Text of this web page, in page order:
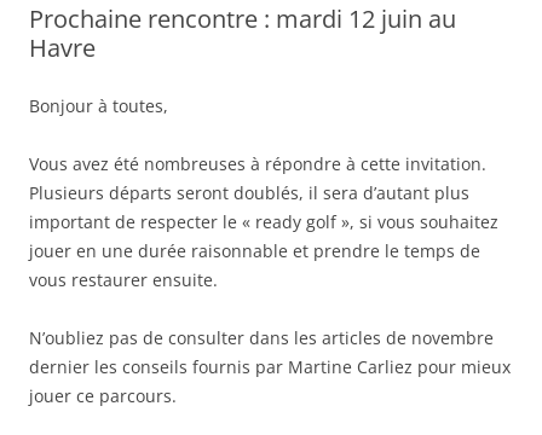
Prochaine rencontre : mardi 12 juin au
Havre
Bonjour à toutes,
Vous avez été nombreuses à répondre à cette invitation.
Plusieurs départs seront doublés, il sera d’autant plus
important de respecter le « ready golf », si vous souhaitez
jouer en une durée raisonnable et prendre le temps de
vous restaurer ensuite.
N’oubliez pas de consulter dans les articles de novembre
dernier les conseils fournis par Martine Carliez pour mieux
jouer ce parcours.